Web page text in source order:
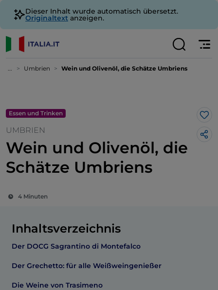
Dieser Inhalt wurde automatisch übersetzt.
Originaltext anzeigen.
... Umbrien Wein und Olivenöl, die Schätze Umbriens
Essen und Trinken
UMBRIEN
Wein und Olivenöl, die
Schätze Umbriens
4 Minuten
Inhaltsverzeichnis
Der DOCG Sagrantino di Montefalco
Der Grechetto: für alle Weißweingenießer
Die Weine von Trasimeno